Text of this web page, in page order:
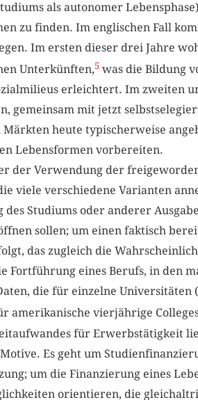
als autonomer
zu finden. Im englischen Fall
Im ersten dieser drei Jahre
Unterkünften,5was die Bildung
erleichtert. Im zweiten
gemeinsam mit jetzt
heute typischerweise
Lebensformen vorbereiten.
der Verwendung der
viele verschiedene Varianten
des Studiums oder anderer
sollen; um einen faktisch
das zugleich die
Fortführung eines Berufs, in den
die für einzelne
amerikanische vierjährige
für Erwerbstätigkeit
Es geht um
um die Finanzierung eines
orientieren, die